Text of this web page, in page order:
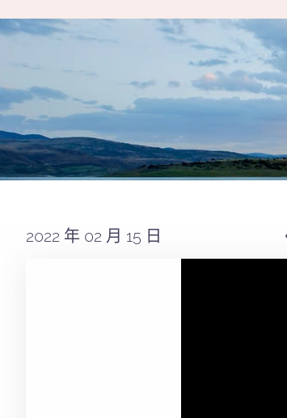
2022 年 02 月 15 日